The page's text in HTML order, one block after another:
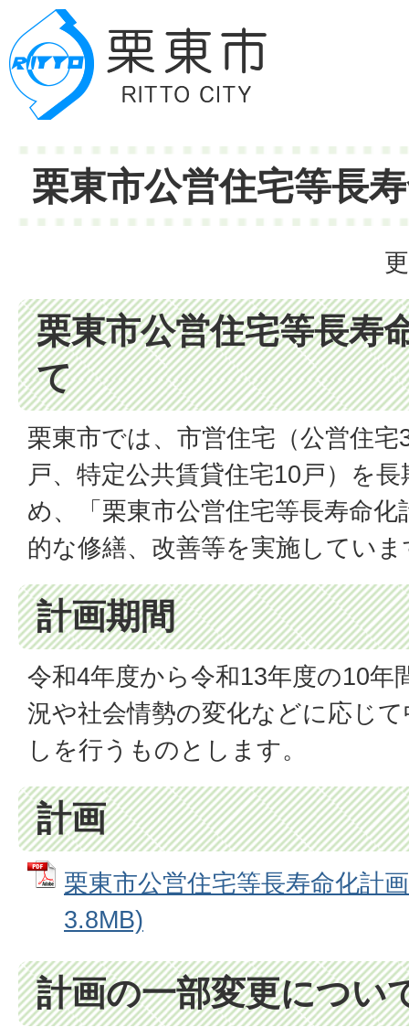
栗東市公営住宅等長
栗東市公営住宅等長寿
て
栗東市では、市営住宅（公営住宅
戸、特定公共賃貸住宅10戸）を
め、「栗東市公営住宅等長寿命
的な修繕、改善等を実施していま
計画期間
令和4年度から令和13年度の10年
況や社会情勢の変化などに応じ
しを行うものとします。
計画
栗東市公営住宅等長寿命化計
3.8MB)
計画の一部変更につい